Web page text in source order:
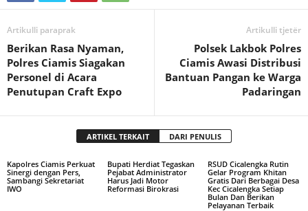
Artikulli paraprak
Berikan Rasa Nyaman,
Polres Ciamis Siagakan
Personel di Acara
Penutupan Craft Expo
Artikulli tjetër
Polsek Lakbok Polres
Ciamis Awasi Distribusi
Bantuan Pangan ke Warga
Padaringan
ARTIKEL TERKAIT DARI PENULIS
Kapolres Ciamis Perkuat
Sinergi dengan Pers,
Sambangi Sekretariat
IWO
Bupati Herdiat Tegaskan
Pejabat Administrator
Harus Jadi Motor
Reformasi Birokrasi
RSUD Cicalengka Rutin
Gelar Program Khitan
Gratis Dari Berbagai Desa
Kec Cicalengka Setiap
Bulan Dan Berikan
Pelayanan Terbaik